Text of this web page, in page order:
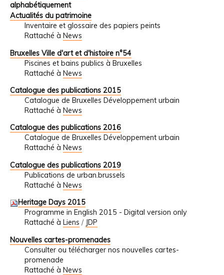
alphabétiquement
Actualités du patrimoine
Inventaire et glossaire des papiers peints
Rattaché à News
Bruxelles Ville d'art et d'histoire n°54
Piscines et bains publics à Bruxelles
Rattaché à News
Catalogue des publications 2015
Catalogue de Bruxelles Développement urbain
Rattaché à News
Catalogue des publications 2016
Catalogue de Bruxelles Développement urbain
Rattaché à News
Catalogue des publications 2019
Publications de urban.brussels
Rattaché à News
Heritage Days 2015
Programme in English 2015 - Digital version only
Rattaché à Liens / JDP
Nouvelles cartes-promenades
Consulter ou télécharger nos nouvelles cartes-
promenade
Rattaché à News